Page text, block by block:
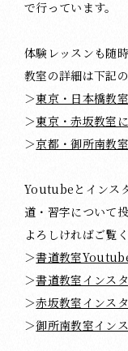
で行っています。
体験レッスンも随
教室の詳細は下記
＞東京・日本橋教
＞東京・赤坂教室
＞京都・御所南教
Youtubeとインス
道・習字について
よろしければご覧く
＞書道教室
＞書道教室インス
＞赤坂教室インス
＞御所南教室イン